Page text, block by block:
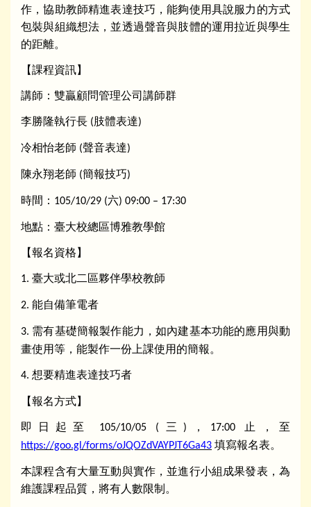
作，協助教師精進表達技巧，能夠使用具說服力的方式
包裝與組織想法，並透過聲音與肢體的運用拉近與學生
的距離。
【課程資訊】
講師：雙贏顧問管理公司講師群
李勝隆執行長 (肢體表達)
冷相怡老師 (聲音表達)
陳永翔老師 (簡報技巧)
時間： 105/10/29 (六) 09:00 – 17:30
地點：臺大校總區博雅教學館
【報名資格】
1. 臺大或北二區夥伴學校教師
2. 能自備筆電者
3. 需有基礎簡報製作能力，如內建基本功能的應用與動
畫使用等，能製作一份上課使用的簡報。
4. 想要精進表達技巧者
【報名方式】
即日起至
105/10/05 ( 三 ) ， 17:00 止，至
https://goo.gl/forms/oJQOZdVAYPJT6Ga43 填寫報名表。
本課程含有大量互動與實作，並進行小組成果發表，為
維護課程品質，將有人數限制。